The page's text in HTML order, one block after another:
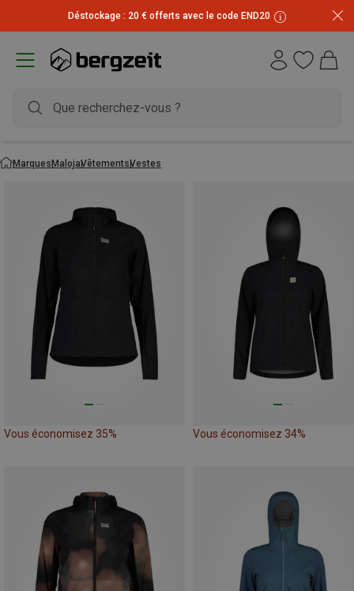
Déstockage : 20 € offerts avec le code END20
MarquesMalojaVêtementsVestes
Vous économisez 35% Vous économisez 34%